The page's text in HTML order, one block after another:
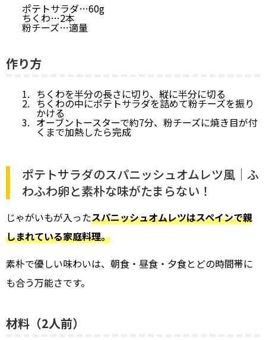
ポテトサラダ…60g
ちくわ…2本
粉チーズ…適量
作り方
ちくわを半分の長さに切り、縦に半分に切る
ちくわの中にポテトサラダを詰めて粉チーズを振り
かける
オーブントースターで約7分、粉チーズに焼き目が付
くまで加熱したら完成
ポテトサラダのスパニッシュオムレツ風｜ふ
わふわ卵と素朴な味がたまらない！
じゃがいもが入ったスパニッシュオムレツはスペインで親
しまれている家庭料理。
素朴で優しい味わいは、朝食・昼食・夕食とどの時間帯に
も合う万能さです。
材料（2人前）